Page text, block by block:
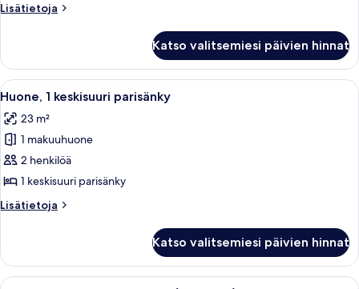
parisänky
Lisätietoja
Lisätietoja
1
suuri
parisänky
Katso valitsemiesi päivien hinnat
Avaa
kaikki
huonetyypin
Huone,
1
keskisuuri
parisänky
kuvat
Moderni hotellihuone, jossa on
9
Huone, 1 keskisuuri parisänky
23 m²
1 makuuhuone
2 henkilöä
1 keskisuuri parisänky
Lisätietoja
Lisätietoja
keskisuuri
parisänky
Katso valitsemiesi päivien hinnat
Avaa Huone, 1 keskisuuri parisänky